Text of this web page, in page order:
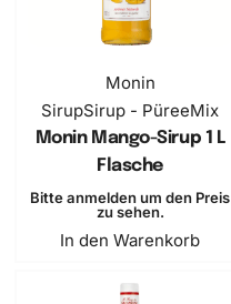
Monin
SirupSirup - PüreeMix
Monin Mango-Sirup 1 L
Flasche
Bitte anmelden um den Preis
zu sehen.
In den Warenkorb